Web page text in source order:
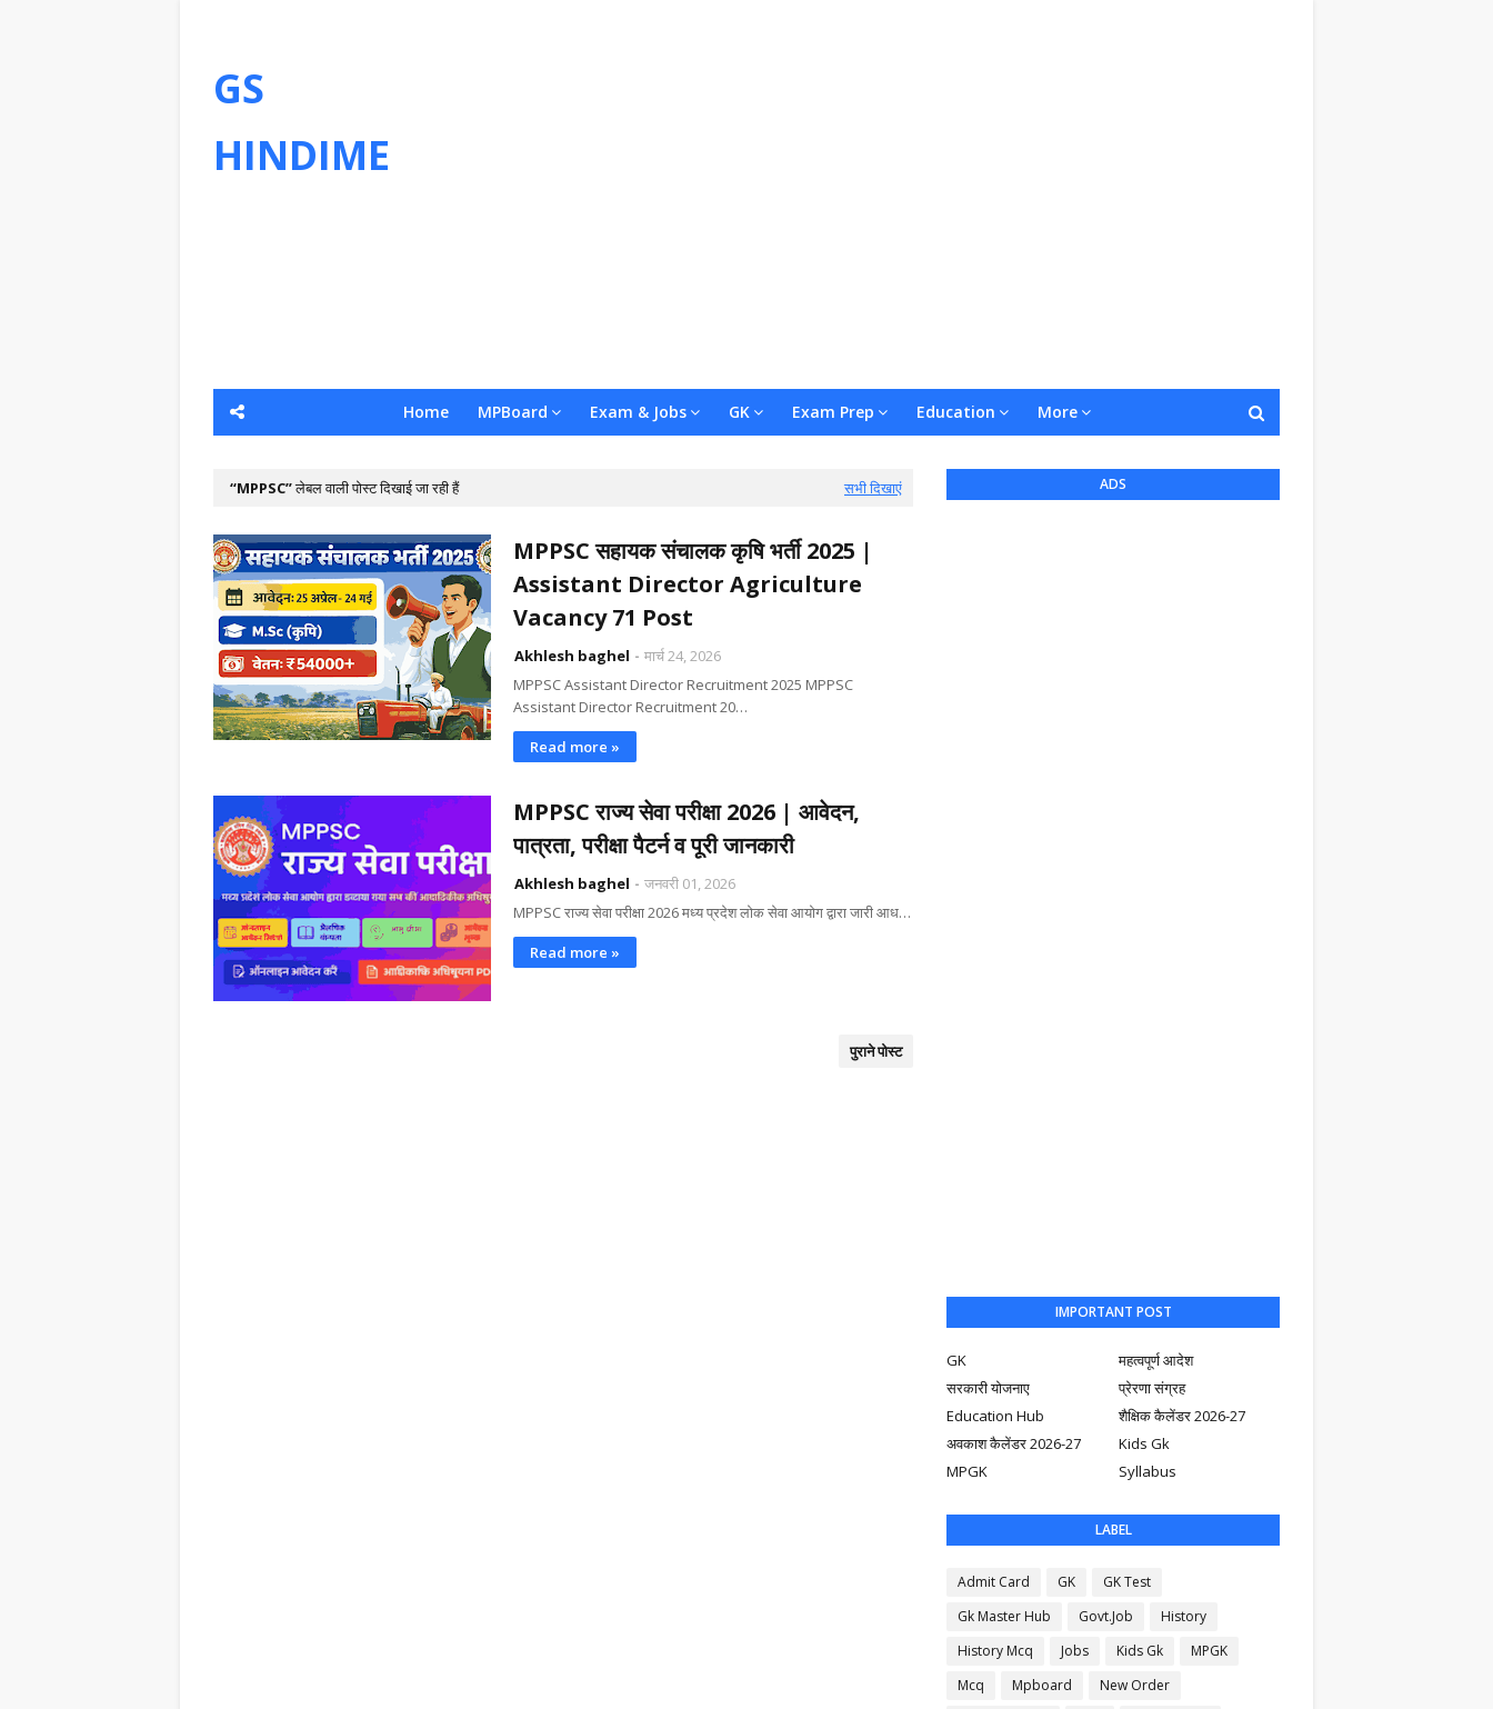
GS
HINDIME
Home MPBoard Exam & Jobs GK Exam Prep Education More
MPPSC लेबल वाली पोस्ट दिखाई जा रही हैं सभी दिखाएं
MPPSC सहायक संचालक कृषि भर्ती 2025 |
Assistant Director Agriculture
Vacancy 71 Post
Akhlesh baghel
मार्च 24, 2026
MPPSC Assistant Director Recruitment 2025 MPPSC
Assistant Director Recruitment 20…
Read more »
MPPSC राज्य सेवा परीक्षा 2026 | आवेदन,
पात्रता, परीक्षा पैटर्न व पूरी जानकारी
Akhlesh baghel
जनवरी 01, 2026
MPPSC राज्य सेवा परीक्षा 2026 मध्य प्रदेश लोक सेवा आयोग द्वारा जारी आध…
Read more »
पुराने पोस्ट
ADS
IMPORTANT POST
GK
महत्वपूर्ण आदेश
सरकारी योजनाए
प्रेरणा संग्रह
Education Hub
शैक्षिक कैलेंडर 2026-27
अवकाश कैलेंडर 2026-27
Kids Gk
MPGK
Syllabus
LABEL
Admit Card GK
GK Test
Gk Master Hub
Govt.Job
History
History Mcq
Jobs Kids Gk
MPGK
Mcq
Mpboard
New Order